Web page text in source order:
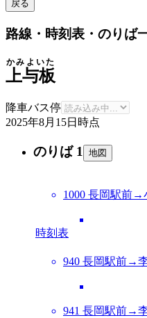
戻る
路線・時刻表・のりば
上与板
かみよいた
降車バス停
2025年8月15日 時点
のりば 1 地図
1000 長岡駅前→
時刻表
940 長岡駅前→
941 長岡駅前→